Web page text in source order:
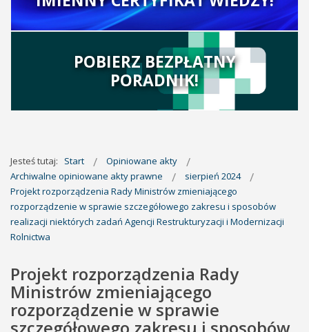
POBIERZ BEZPŁATNY
PORADNIK!
Jesteś tutaj: Start
Opiniowane akty
Archiwalne opiniowane akty prawne
sierpień 2024
Projekt rozporządzenia Rady Ministrów zmieniającego
rozporządzenie w sprawie szczegółowego zakresu i sposobów
realizacji niektórych zadań Agencji Restrukturyzacji i Modernizacji
Rolnictwa
Projekt rozporządzenia Rady
Ministrów zmieniającego
rozporządzenie w sprawie